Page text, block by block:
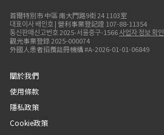
首爾特別市 中區 南大門路9街 24 1103室
대표이사 배인호 | 營利事業登記證 107-88-11354
통신판매신고번호 2025-서울중구-1566사업자 정보 확인
觀光事業登錄 2025-000074
外國人患者招攬註冊機構 #A-2026-01-01-06849
關於我們
使用條款
隱私政策
Cookie政策